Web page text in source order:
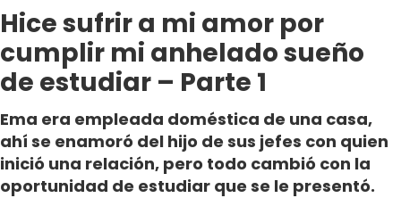
Hice sufrir a mi amor por
cumplir mi anhelado sueño
de estudiar – Parte 1
Ema era empleada doméstica de una casa,
ahí se enamoró del hijo de sus jefes con quien
inició una relación, pero todo cambió con la
oportunidad de estudiar que se le presentó.
El Tiempo
Sabingo
Todos Los Programas